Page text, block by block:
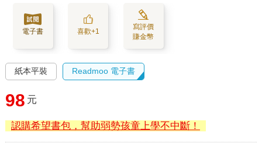
電子書 喜歡+1
寫評價
賺金幣
紙本平裝 Readmoo 電子書
98 元
認購希望書包，幫助弱勢孩童上學不中斷！